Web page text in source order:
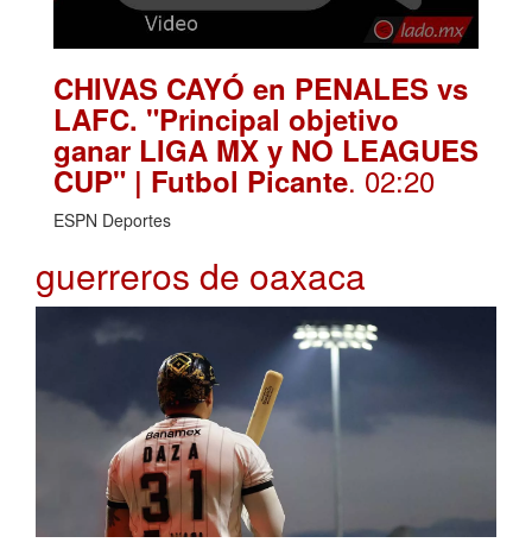
CHIVAS CAYÓ en PENALES vs
LAFC. "Principal objetivo
ganar LIGA MX y NO LEAGUES
CUP" | Futbol Picante. 02:20
ESPN Deportes
guerreros de oaxaca